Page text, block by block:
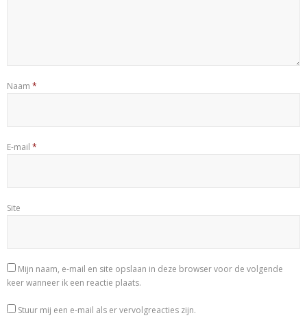
Naam *
E-mail *
Site
Mijn naam, e-mail en site opslaan in deze browser voor de volgende
keer wanneer ik een reactie plaats.
Stuur mij een e-mail als er vervolgreacties zijn.